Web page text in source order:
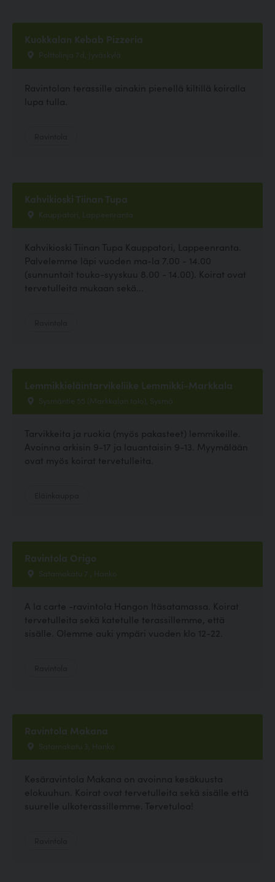
Kuokkalan Kebab Pizzeria
Polttolinja 7d, Jyväskylä
Ravintolan terassille ainakin pienellä kiltillä koiralla
lupa tulla.
Kahvikioski Tiinan Tupa
Kauppatori, Lappeenranta
Kahvikioski Tiinan Tupa Kauppatori, Lappeenranta.
Palvelemme läpi vuoden ma-la 7.00 - 14.00
(sunnuntait touko-syyskuu 8.00 - 14.00). Koirat ovat
tervetulleita mukaan sekä...
Lemmikkieläintarvikeliike Lemmikki-Markkala
Sysmäntie 55 (Markkalan talo), Sysmä
Tarvikkeita ja ruokia (myös pakasteet) lemmikeille.
Avoinna arkisin 9-17 ja lauantaisin 9-13. Myymälään
ovat myös koirat tervetulleita.
Ravintola Origo
Satamakatu 7 , Hanko
A la carte -ravintola Hangon Itäsatamassa. Koirat
tervetulleita sekä katetulle terassillemme, että
sisälle. Olemme auki ympäri vuoden klo 12-22.
Ravintola Makana
Satamakatu 3, Hanko
Kesäravintola Makana on avoinna kesäkuusta
elokuuhun. Koirat ovat tervetulleita sekä sisälle että
suurelle ulkoterassillemme. Tervetuloa!